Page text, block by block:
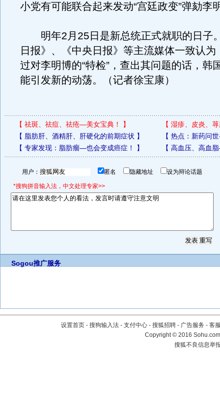
小党有可能联合起来发动“宫廷政变”弹劾李
明年2月25日是新总统正式就职的日子
日报》、《中央日报》等主流媒体一致认为
过对李明博的“特检”，查出其问题的话，韩
能引发新的动荡。（记者徐宝康）
【 祛斑、祛痘、祛疮—美女宝典！ 】 【 湿疹、皮炎、
【 脂肪肝、酒精肝、肝硬化的前期症状 】 【 热点：新药问
【 专家发现：脂肪瘤—也会变成癌症！ 】 【 高血压、高血
用户： 匿名 隐藏地址 设为辩论话题
*搜狗拼音输入法，中文处理专家>>
Sogou推广服务
设置首页 - 搜狗输入法 - 支付中心 - 搜狐招聘 - 广告服务 - 客
Copyright©2016
搜狐不良信息举